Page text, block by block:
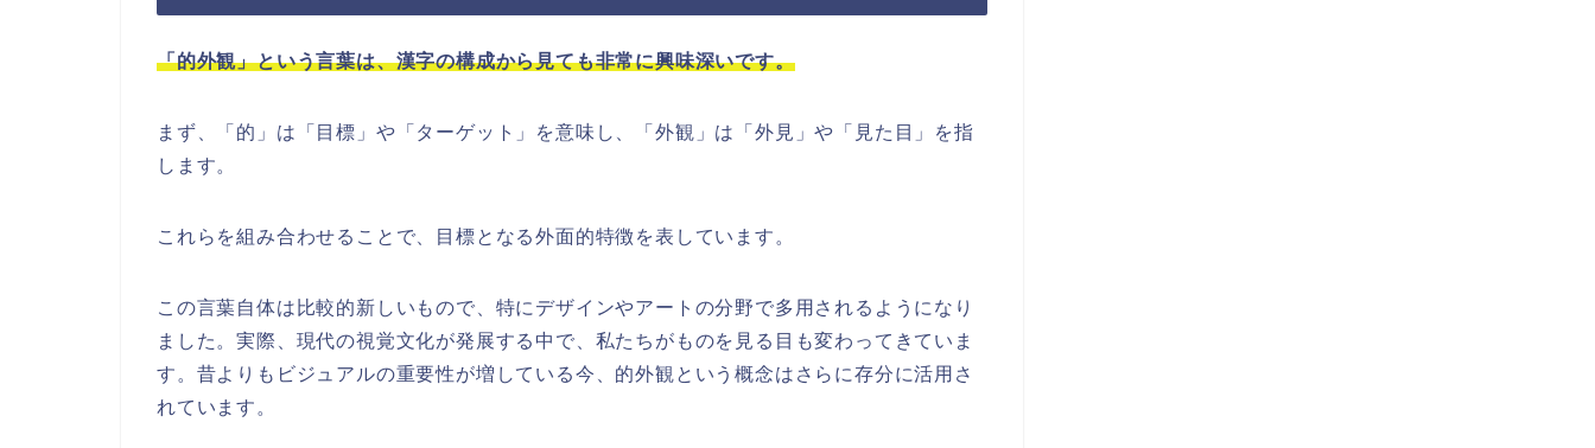
「的外観」という言葉は、漢字の構成から見ても非常に興味深いです。
まず、「的」は「目標」や「ターゲット」を意味し、「外観」は「外見」や「見た目」を指
します。
これらを組み合わせることで、目標となる外面的特徴を表しています。
この言葉自体は比較的新しいもので、特にデザインやアートの分野で多用されるようになり
ました。実際、現代の視覚文化が発展する中で、私たちがものを見る目も変わってきていま
す。昔よりもビジュアルの重要性が増している今、的外観という概念はさらに存分に活用さ
れています。